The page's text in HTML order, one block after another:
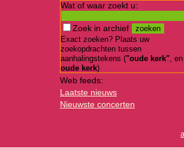
Wat of waar zoekt u:
Zoek in archief
Exact zoeken? Plaats uw
zoekopdrachten tussen
aanhalingstekens ("oude kerk",
oude kerk)
Web feeds:
Laatste nieuws
Nieuwste concerten